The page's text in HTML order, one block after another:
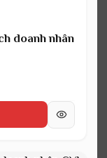
doanh nhân